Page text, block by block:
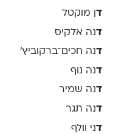
דן מוקטל
דנה אלקיס
דנה חכים־ברקוביץ׳
דנה נוף
דנה שמיר
דנה תגר
דני וולף